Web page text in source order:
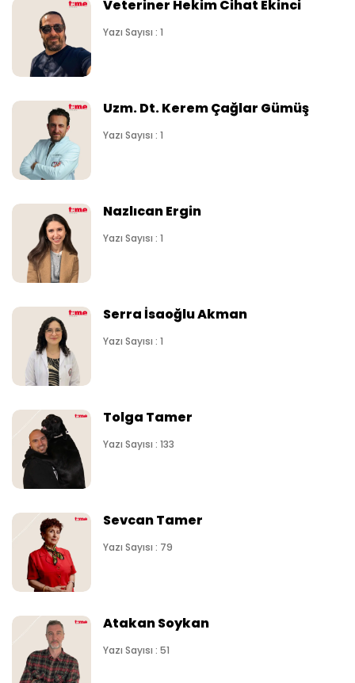
Veteriner Hekim Cihat Ekinci
Yazı Sayısı : 1
Uzm. Dt. Kerem Çağlar Gümüş
Yazı Sayısı : 1
Nazlıcan Ergin
Yazı Sayısı : 1
Serra İsaoğlu Akman
Yazı Sayısı : 1
Tolga Tamer
Yazı Sayısı : 133
Sevcan Tamer
Yazı Sayısı : 79
Atakan Soykan
Yazı Sayısı : 51